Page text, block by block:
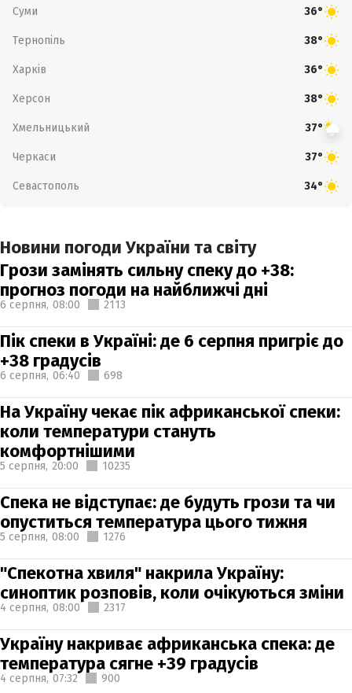
Суми 36°
Тернопіль 38°
Харків 36°
Херсон 38°
Хмельницький 37°
Черкаси 37°
Севастополь 34°
Новини погоди України та світу
Грози замінять сильну спеку до +38:
прогноз погоди на найближчі дні
6 серпня, 08:00 2113
Пік спеки в Україні: де 6 серпня пригріє до
+38 градусів
6 серпня, 06:40 698
На Україну чекає пік африканської спеки:
коли температури стануть
комфортнішими
5 серпня, 20:00 10235
Спека не відступає: де будуть грози та чи
опуститься температура цього тижня
5 серпня, 08:00 1276
"Спекотна хвиля" накрила Україну:
синоптик розповів, коли очікуються зміни
4 серпня, 08:00 2317
Україну накриває африканська спека: де
температура сягне +39 градусів
4 серпня, 07:32 900